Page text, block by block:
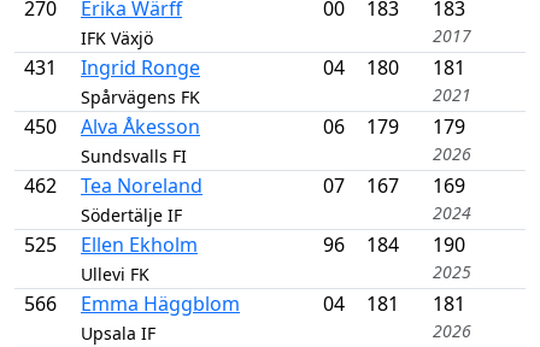
270 Erika Wärff
IFK Växjö
00 183 183
2017
431 Ingrid Ronge
Spårvägens FK
04 180 181
2021
450 Alva Åkesson
Sundsvalls FI
06 179 179
2026
462 Tea Noreland
Södertälje IF
07 167 169
2024
525 Ellen Ekholm
Ullevi FK
96 184 190
2025
566 Emma Häggblom
Upsala IF
04 181 181
2026